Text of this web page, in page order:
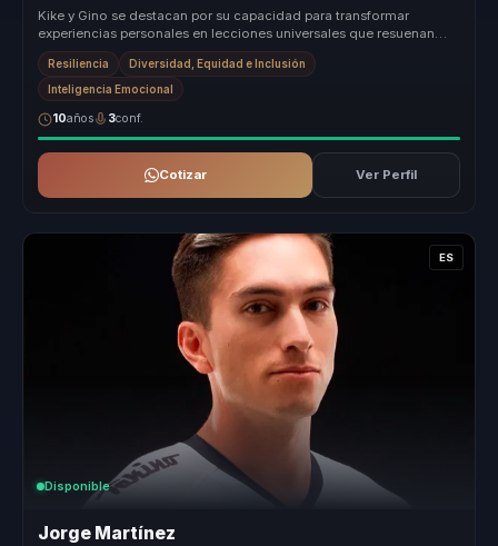
Kike y Gino se destacan por su capacidad para transformar
experiencias personales en lecciones universales que resuenan
con cualquier aud...
Resiliencia Diversidad, Equidad e Inclusión
Inteligencia Emocional
10años 3conf.
Cotizar Ver Perfil
ES
Disponible
Jorge Martínez